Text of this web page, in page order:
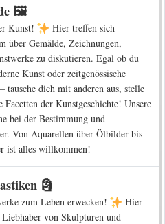
🖼️
Kunst!
Hier treffen sich
über Gemälde, Zeichnungen,
zu diskutieren. Egal ob du
Kunst oder zeitgenössische
tausche dich mit anderen aus, stelle
Facetten der Kunstgeschichte! Unsere
bei der Bestimmung und
Von Aquarellen über Ölbilder bis
ist alles willkommen!
🗿
zum Leben erwecken!
Hier
von Skulpturen und